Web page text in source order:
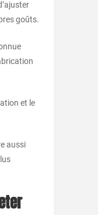
goûts.
et le
aussi